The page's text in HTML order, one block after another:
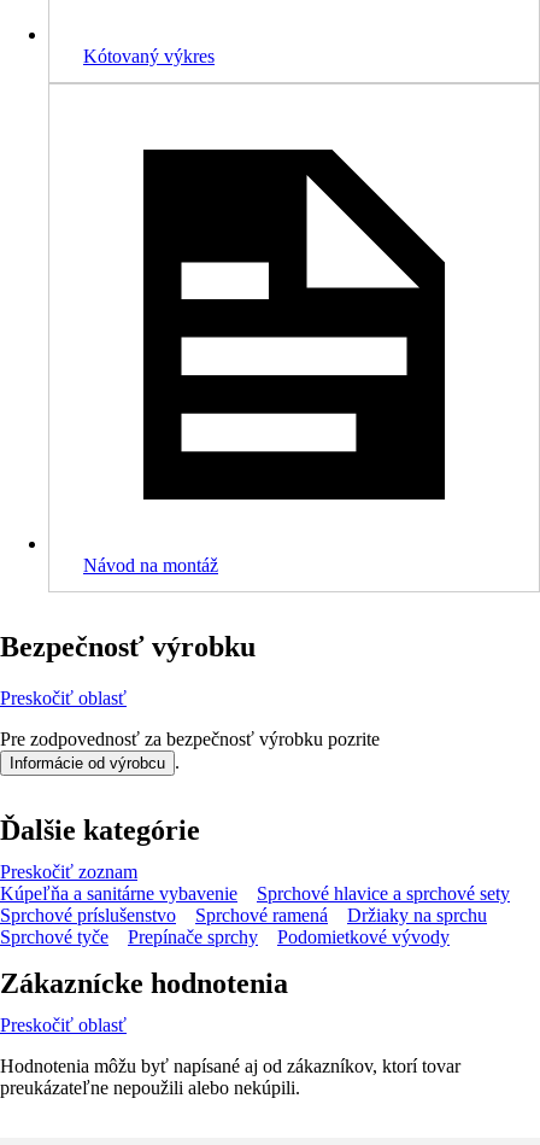
Kótovaný výkres
Návod na montáž
Bezpečnosť výrobku
Preskočiť oblasť
Pre zodpovednosť za bezpečnosť výrobku pozrite
Informácie od výrobcu .
Ďalšie kategórie
Preskočiť zoznam
Kúpeľňa a sanitárne vybavenie
Sprchové hlavice a sprchové sety
Sprchové príslušenstvo
Sprchové ramená
Držiaky na sprchu
Sprchové tyče
Prepínače sprchy Podomietkové vývody
Zákaznícke hodnotenia
Preskočiť oblasť
Hodnotenia môžu byť napísané aj od zákazníkov, ktorí tovar
preukázateľne nepoužili alebo nekúpili.